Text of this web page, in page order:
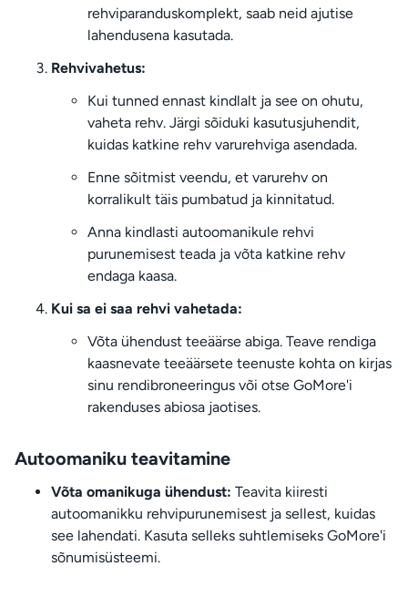
rehviparanduskomplekt, saab neid ajutise
lahendusena kasutada.
Rehvivahetus:
Kui tunned ennast kindlalt ja see on ohutu,
vaheta rehv. Järgi sõiduki kasutusjuhendit,
kuidas katkine rehv varurehviga asendada.
Enne sõitmist veendu, et varurehv on
korralikult täis pumbatud ja kinnitatud.
Anna kindlasti autoomanikule rehvi
purunemisest teada ja võta katkine rehv
endaga kaasa.
Kui sa ei saa rehvi vahetada:
Võta ühendust teeäärse abiga. Teave rendiga
kaasnevate teeäärsete teenuste kohta on kirjas
sinu rendibroneeringus või otse GoMore'i
rakenduses abiosa jaotises.
Autoomaniku teavitamine
Võta omanikuga ühendust: Teavita kiiresti
autoomanikku rehvipurunemisest ja sellest, kuidas
see lahendati. Kasuta selleks suhtlemiseks GoMore'i
sõnumisüsteemi.